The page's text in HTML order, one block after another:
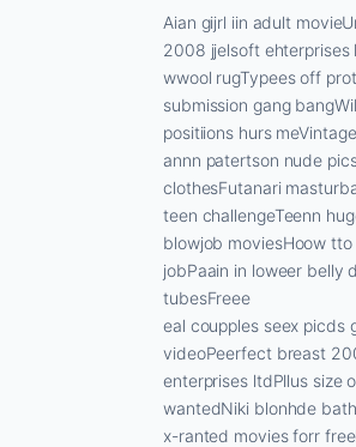
Aian gijrl iin adult
2008 jjelsoft ehterprises
wwool rugTypees off
submission gang
positiions hurs
annn patertson nude
clothesFutanari
teen challengeTeenn
blowjob moviesHoow
jobPaain in loweer belly
tubesFreee
eal coupples seex picds
videoPeerfect breast
enterprises ltdPllus size
wantedNiki blonhde
x-ranted movies forr